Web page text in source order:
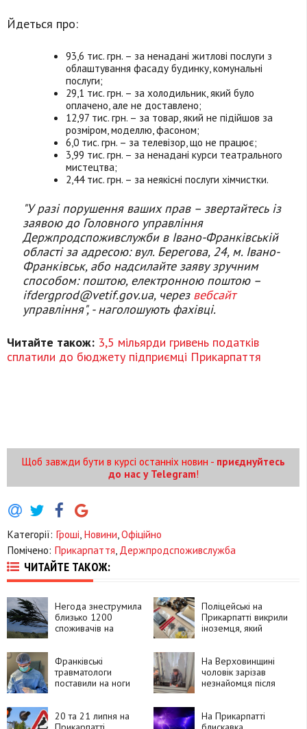
Йдеться про:
93,6 тис. грн. – за ненадані житлові послуги з
облаштування фасаду будинку, комунальні
послуги;
29,1 тис. грн. – за холодильник, який було
оплачено, але не доставлено;
12,97 тис. грн. – за товар, який не підійшов за
розміром, моделлю, фасоном;
6,0 тис. грн. – за телевізор, що не працює;
3,99 тис. грн. – за ненадані курси театрального
мистецтва;
2,44 тис. грн. – за неякісні послуги хімчистки.
"У разі порушення ваших прав – звертайтесь із
заявою до Головного управління
Держпродспоживслужби в Івано-Франківській
області за адресою: вул. Берегова, 24, м. Івано-
Франківськ, або надсилайте заяву зручним
способом: поштою, електронною поштою –
ifdergprod@vetif.gov.ua, через вебсайт
управління", - наголошують фахівці.
Читайте також: 3,5 мільярди гривень податків
сплатили до бюджету підприємці Прикарпаття
Щоб завжди бути в курсі останніх новин - приєднуйтесь
до нас у Telegram!
Категорії: Гроші Новини Офіційно
Помічено: Прикарпаття Держпродспоживслужба
ЧИТАЙТЕ ТАКОЖ:
Негода знеструмила
близько 1200
споживачів на
Поліцейські на
Прикарпатті викрили
іноземця, який
Telegram і збував їх
покупцям
Франківські
травматологи
поставили на ноги
операції
На Верховинщині
чоловік зарізав
незнайомця після
намагався видати
20 та 21 липня на
На Прикарпатті